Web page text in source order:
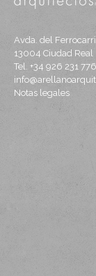
Avda. del
13004 Ciudad Real
Tel. +34 926 231 776
Notas legales